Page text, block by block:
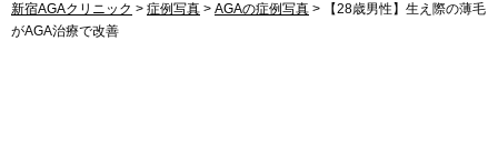
新宿AGAクリニック > 症例写真 > AGAの症例写真 >
【28歳男性】生え際の薄毛
がAGA治療で改善